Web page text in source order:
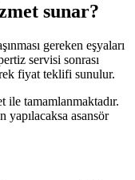
sunar?
gereken eşyaları
servisi sonrası
fiyat teklifi sunulur.
ile tamamlanmaktadır.
yapılacaksa asansör